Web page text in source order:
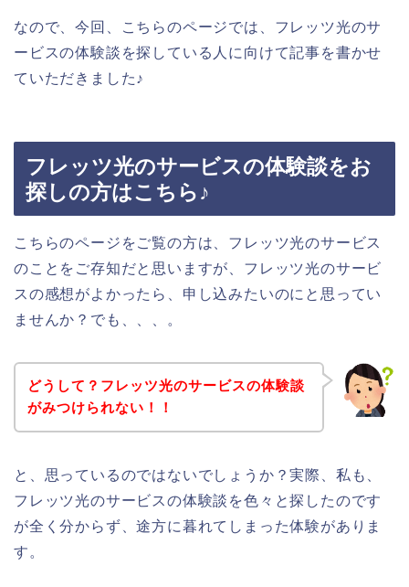
なので、今回、こちらのページでは、フレッツ光のサ
ービスの体験談を探している人に向けて記事を書かせ
ていただきました♪
フレッツ光のサービスの体験談をお
探しの方はこちら♪
こちらのページをご覧の方は、フレッツ光のサービス
のことをご存知だと思いますが、フレッツ光のサービ
スの感想がよかったら、申し込みたいのにと思ってい
ませんか？でも、、、。
どうして？フレッツ光のサービスの体験談
がみつけられない！！
と、思っているのではないでしょうか？実際、私も、
フレッツ光のサービスの体験談を色々と探したのです
が全く分からず、途方に暮れてしまった体験がありま
す。